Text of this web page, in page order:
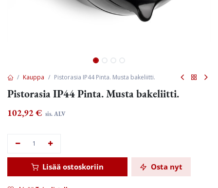
Kauppa Pistorasia IP44 Pinta. Musta bakeliitti.
Pistorasia IP44 Pinta. Musta bakeliitti.
102,92€ sis. ALV
Lisää ostoskoriin Osta nyt